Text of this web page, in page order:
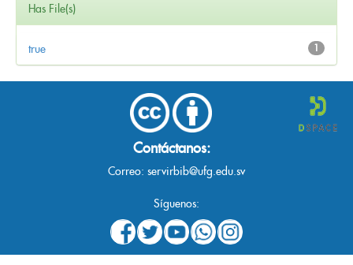
Has File(s)
1
true
Contáctanos:
Correo: servirbib@ufg.edu.sv
Síguenos: